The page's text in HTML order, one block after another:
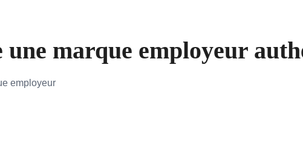
marque employeur
employeur